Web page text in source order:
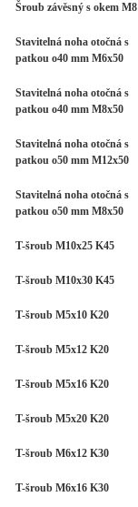
Šroub závěsný s okem M8
Stavitelná noha otočná s
patkou o40 mm M6x50
Stavitelná noha otočná s
patkou o40 mm M8x50
Stavitelná noha otočná s
patkou o50 mm M12x50
Stavitelná noha otočná s
patkou o50 mm M8x50
T-šroub M10x25 K45
T-šroub M10x30 K45
T-šroub M5x10 K20
T-šroub M5x12 K20
T-šroub M5x16 K20
T-šroub M5x20 K20
T-šroub M6x12 K30
T-šroub M6x16 K30